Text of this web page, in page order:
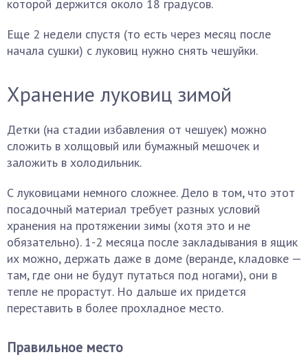
которой держится около 18 градусов.
Еще 2 недели спустя (то есть через месяц после
начала сушки) с луковиц нужно снять чешуйки.
Хранение луковиц зимой
Детки (на стадии избавления от чешуек) можно
сложить в холщовый или бумажный мешочек и
заложить в холодильник.
С луковицами немного сложнее. Дело в том, что этот
посадочный материал требует разных условий
хранения на протяжении зимы (хотя это и не
обязательно). 1-2 месяца после закладывания в ящик
их можно, держать даже в доме (веранде, кладовке —
там, где они не будут путаться под ногами), они в
тепле не прорастут. Но дальше их придется
переставить в более прохладное место.
Правильное место